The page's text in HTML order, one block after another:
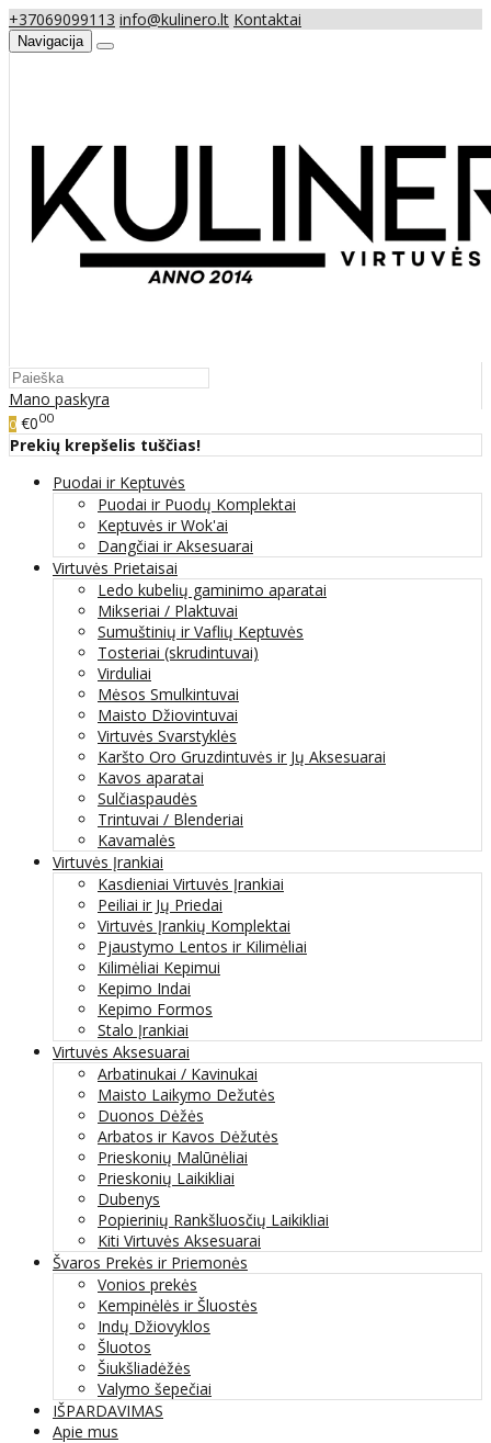
+37069099113 info@kulinero.lt Kontaktai
Navigacija
Mano paskyra
0 €000
Prekių krepšelis tuščias!
Puodai ir Keptuvės
Puodai ir Puodų Komplektai
Keptuvės ir Wok'ai
Dangčiai ir Aksesuarai
Virtuvės Prietaisai
Ledo kubelių gaminimo aparatai
Mikseriai / Plaktuvai
Sumuštinių ir Vaflių Keptuvės
Tosteriai (skrudintuvai)
Virduliai
Mėsos Smulkintuvai
Maisto Džiovintuvai
Virtuvės Svarstyklės
Karšto Oro Gruzdintuvės ir Jų Aksesuarai
Kavos aparatai
Sulčiaspaudės
Trintuvai / Blenderiai
Kavamalės
Virtuvės Įrankiai
Kasdieniai Virtuvės Įrankiai
Peiliai ir Jų Priedai
Virtuvės Įrankių Komplektai
Pjaustymo Lentos ir Kilimėliai
Kilimėliai Kepimui
Kepimo Indai
Kepimo Formos
Stalo Įrankiai
Virtuvės Aksesuarai
Arbatinukai / Kavinukai
Maisto Laikymo Dežutės
Duonos Dėžės
Arbatos ir Kavos Dėžutės
Prieskonių Malūnėliai
Prieskonių Laikikliai
Dubenys
Popierinių Rankšluosčių Laikikliai
Kiti Virtuvės Aksesuarai
Švaros Prekės ir Priemonės
Vonios prekės
Kempinėlės ir Šluostės
Indų Džiovyklos
Šluotos
Šiukšliadėžės
Valymo šepečiai
IŠPARDAVIMAS
Apie mus